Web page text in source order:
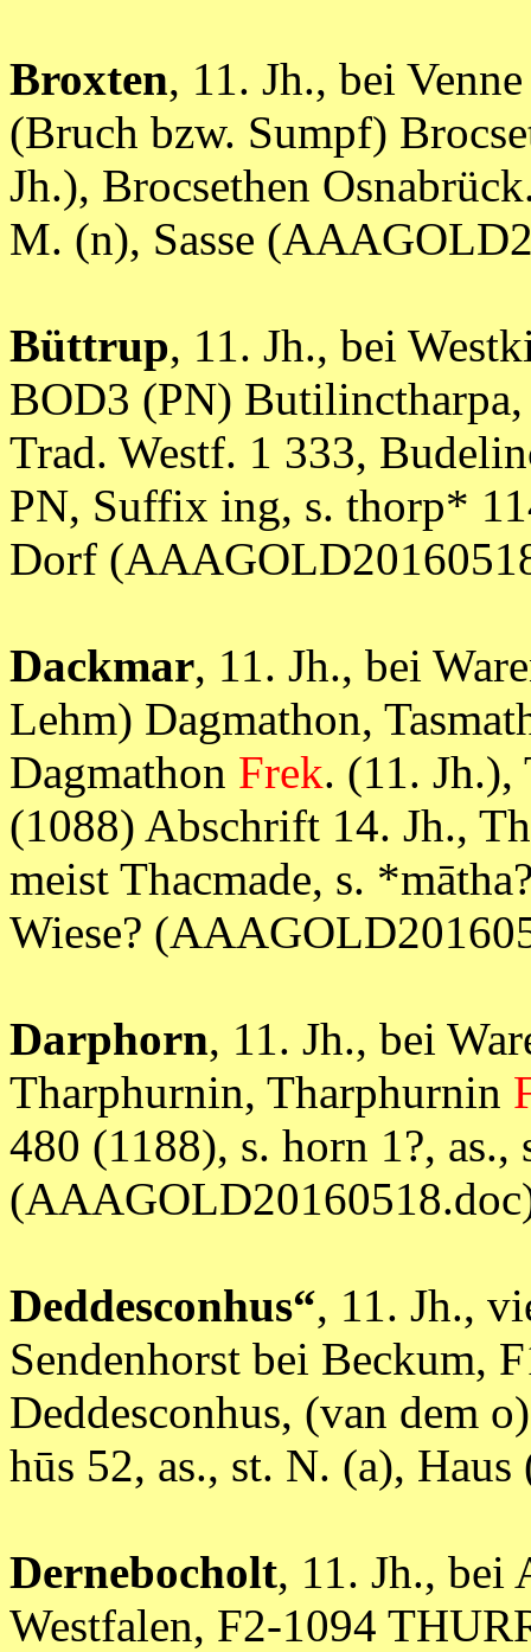
Broxten, 11. Jh., bei
(Bruch bzw. Sumpf)
Jh.), Brocsethen
M. (n), Sasse
Büttrup, 11. Jh., bei
BOD3 (PN)
Trad. Westf. 1 333,
PN, Suffix ing, s. thorp*
Dorf
Dackmar, 11. Jh., bei
Lehm) Dagmathon,
Dagmathon Frek. (11. Jh.),
(1088) Abschrift 14. Jh.,
meist Thacmade, s.
Wiese?
Darphorn, 11. Jh., bei
Tharphurnin, Tharphurnin
480 (1188), s. horn 1?,
Deddesconhus“, 11. Jh.,
Sendenhorst bei Beckum,
Deddesconhus, (van dem
hūs 52, as., st. N. (a),
Dernebocholt, 11. Jh., bei
Westfalen, F2-1094